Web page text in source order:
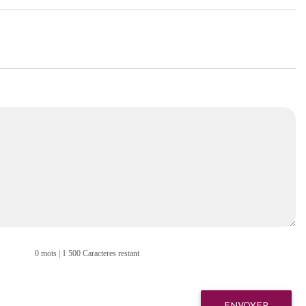
0 mots | 1 500 Caracteres restant